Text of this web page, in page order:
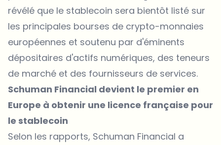
révélé que le stablecoin sera bientôt listé sur
les principales bourses de crypto-monnaies
européennes et soutenu par d'éminents
dépositaires d'actifs numériques, des teneurs
de marché et des fournisseurs de services.
Schuman Financial devient le premier en
Europe à obtenir une licence française pour
le stablecoin
Selon les rapports, Schuman Financial a